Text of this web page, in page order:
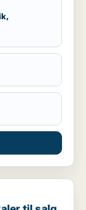
i Aalborg